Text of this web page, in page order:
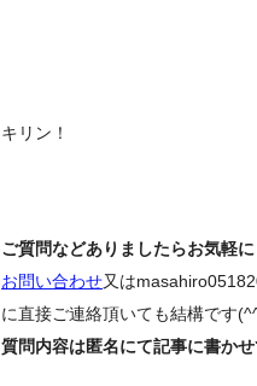
キリン！
ご質問などありましたらお気軽
お問い合わせ又は
に直接ご連絡頂いても結構です
質問内容は匿名にて記事に書か